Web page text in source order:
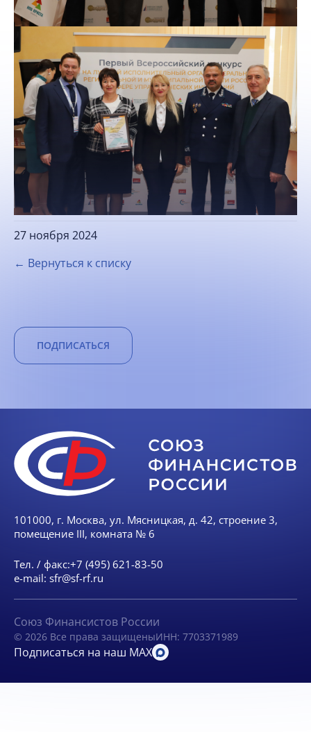
27 ноября 2024
← Вернуться к списку
ПОДПИСАТЬСЯ
101000, г. Москва, ул. Мясницкая, д. 42, строение 3,
помещение III, комната № 6
Тел. / факс:+7 (495) 621-83-50
e-mail: sfr@sf-rf.ru
Союз Финансистов России
© 2026 Все права защищеныИНН: 7703371989
Подписаться на наш MAX